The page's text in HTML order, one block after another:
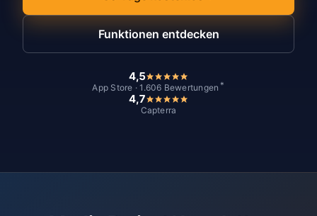
Funktionen entdecken
4,5
App Store · 1.606 Bewertungen *
4,7
Capterra